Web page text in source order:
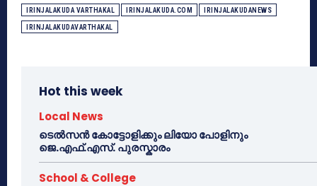
IRINJALAKUDA VARTHAKAL IRINJALAKUDA.COM IRINJALAKUDANEWS
IRINJALAKUDAVARTHAKAL
Hot this week
Local News
ടെൽസൻ കോട്ടോളിക്കും ലിയോ പോളിനും
ജെ.എഫ്.എസ്. പുരസ്കാരം
School & College